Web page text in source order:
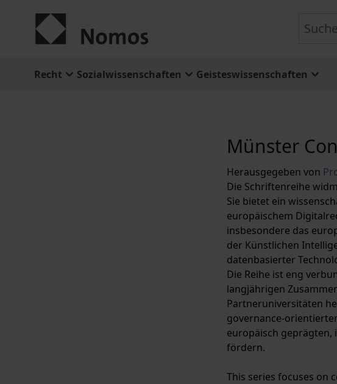
Recht Sozialwissenschaften Geisteswissenschaften
Münster
Herausgegeben von
Die Schriftenreihe
Sie bietet ein
europäischem
insbesondere das
der Künstlichen
datenbasierter
Die Reihe ist eng
langjährigen
Partneruniversitäten
governance-
europäisch geprägten,
fördern.
This series focuses on